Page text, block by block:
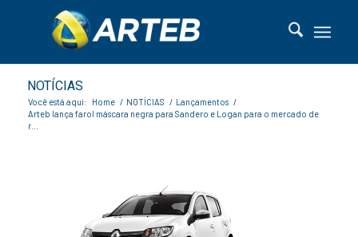
NOTÍCIAS
Você está aqui: Home / NOTÍCIAS / Lançamentos /
Arteb lança farol máscara negra para Sandero e Logan para o mercado de
r...